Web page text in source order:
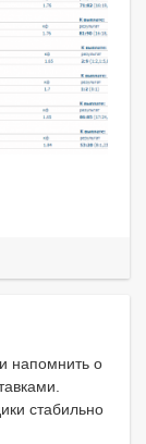
напомнить о
стабильно